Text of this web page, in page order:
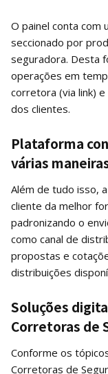
O painel conta com
seccionado por
seguradora. Desta
operações em
corretora (via link)
dos clientes.
Plataforma
várias
Além de tudo isso,
cliente da melhor
padronizando o
como canal de
propostas e
distribuições
Soluções
Corretoras de
Conforme os
Corretoras de